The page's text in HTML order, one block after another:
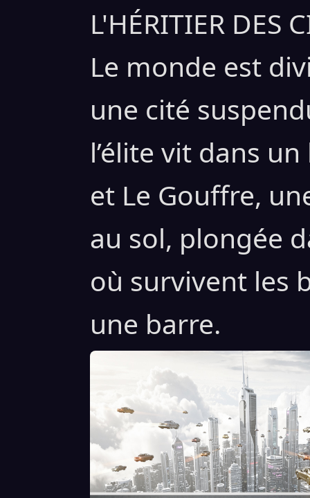
L'HÉRITIER DES
Le monde est
une cité
l’élite vit dans
et Le Gouffre,
au sol, plongée
où survivent les
une barre.